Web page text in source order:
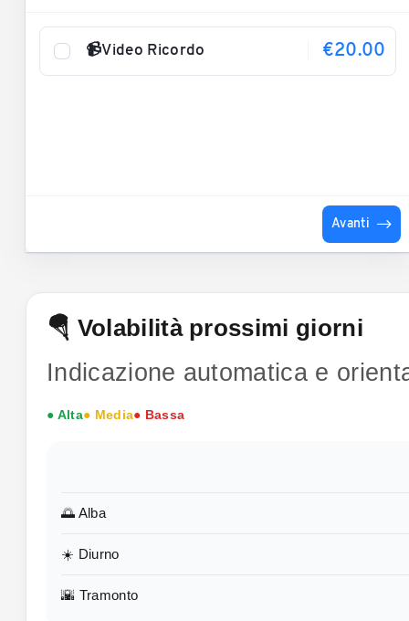
📹Video Ricordo €20.00
Avanti
🪂 Volabilità prossimi giorni
Indicazione automatica e
● Alta● Media● Bassa
🌅 Alba
☀️ Diurno
🌇 Tramonto